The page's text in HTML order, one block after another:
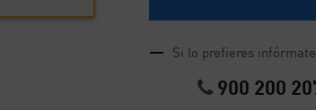
Si lo prefieres
900 200